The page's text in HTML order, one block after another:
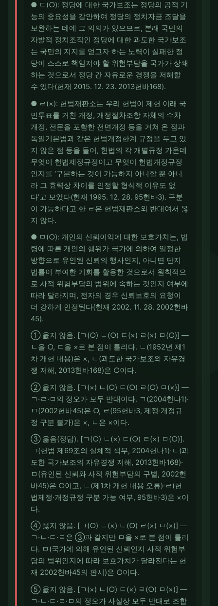
● ㄷ(○): 정당에 대한 국가보조는 정당의 공적 기
능의 중요성을 감안하여 정당의 정치자금 조달을
보완하는 데에 그 의의가 있으므로, 본래 국민의
자발적 정치조직인 정당에 대한 과도한 국가보조
는 국민의 지지를 얻고자 하는 노력이 실패한 정
당이 스스로 책임져야 할 위험부담을 국가가 상쇄
하는 것으로서 정당 간 자유로운 경쟁을 저해할
수 있다(헌재 2015. 12. 23. 2013헌바168).
● ㄹ(×): 헌법재판소는 우리 헌법이 제헌 이래 국
민투표를 거친 개정, 개정절차조항 자체의 수차
개정, 전문을 포함한 전면개정 등을 거쳐 온 점과
독일기본법과 같은 헌법개정한계 규정을 두고 있
지 않은 점 등을 들어, 헌법의 각 개별규정 가운데
무엇이 헌법제정규정이고 무엇이 헌법개정규정
인지를 ‘구분하는 것이 가능하지 아니할 뿐 아니
라 그 효력상 차이를 인정할 형식적 이유도 없
다’고 보았다(헌재 1995. 12. 28. 95헌바3). 구분
이 가능하다고 한 ㄹ은 헌법재판소와 반대여서 옳
지 않다.
● ㅁ(○): 개인의 신뢰이익에 대한 보호가치는, 법
령에 따른 개인의 행위가 국가에 의하여 일정한
방향으로 유인된 신뢰의 행사인지, 아니면 단지
법률이 부여한 기회를 활용한 것으로서 원칙적으
로 사적 위험부담의 범위에 속하는 것인지 여부에
따라 달라지며, 전자의 경우 신뢰보호의 요청이
더 강하게 인정된다(헌재 2002. 11. 28. 2002헌바
45).
① 옳지 않음. [ㄱ(○) ㄴ(○) ㄷ(×) ㄹ(×) ㅁ(○)] —
ㄴ을 ○, ㄷ을 ×로 본 점이 틀리다. ㄴ(1952년 제1
차 개헌 내용)은 ×, ㄷ(과도한 국가보조와 자유경
쟁 저해, 2013헌바168)은 ○이다.
② 옳지 않음. [ㄱ(×) ㄴ(○) ㄷ(○) ㄹ(○) ㅁ(×)] —
ㄱ·ㄹ·ㅁ의 정오가 모두 반대이다. ㄱ(2004헌나1)·
ㅁ(2002헌바45)은 ○, ㄹ(95헌바3, 제정·개정규
정 구분 불가)은 ×, ㄴ은 ×이다.
③ 옳음(정답). [ㄱ(○) ㄴ(×) ㄷ(○) ㄹ(×) ㅁ(○)].
ㄱ(헌법 제69조의 실체적 책무, 2004헌나1)·ㄷ(과
도한 국가보조의 자유경쟁 저해, 2013헌바168)·
ㅁ(유인된 신뢰와 사적 위험부담의 구별, 2002헌
바45)은 ○이고, ㄴ(제1차 개헌 내용 오류)·ㄹ(헌
법제정·개정규정 구분 가능 여부, 95헌바3)은 ×이
다.
④ 옳지 않음. [ㄱ(○) ㄴ(×) ㄷ(○) ㄹ(×) ㅁ(×)] —
ㄱ·ㄴ·ㄷ·ㄹ은 ③과 같지만 ㅁ을 ×로 본 점이 틀리
다. ㅁ(국가에 의해 유인된 신뢰인지 사적 위험부
담의 범위인지에 따라 보호가치가 달라진다는 헌
재 2002헌바45의 판시)은 ○이다.
⑤ 옳지 않음. [ㄱ(×) ㄴ(○) ㄷ(×) ㄹ(○) ㅁ(×)] —
ㄱ·ㄴ·ㄷ·ㄹ·ㅁ의 정오가 사실상 모두 반대로 조합